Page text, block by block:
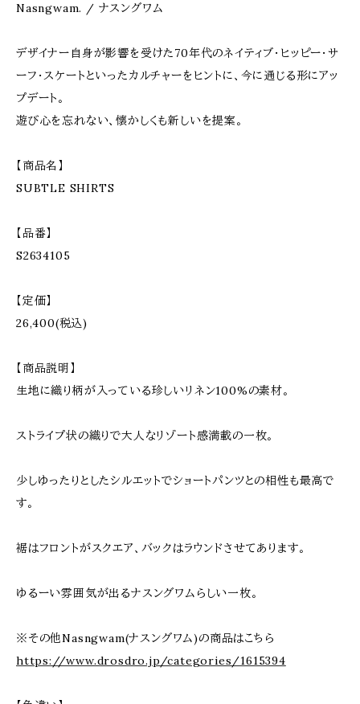
Nasngwam. / ナスングワム
デザイナー自身が影響を受けた70年代のネイティブ・ヒッピー・サ
ーフ・スケートといったカルチャーをヒントに、今に通じる形にアッ
プデート。
遊び心を忘れない、懐かしくも新しいを提案。
【商品名】
SUBTLE SHIRTS
【品番】
S2634105
【定価】
26,400(税込)
【商品説明】
生地に織り柄が入っている珍しいリネン100%の素材。
ストライプ状の織りで大人なリゾート感満載の一枚。
少しゆったりとしたシルエットでショートパンツとの相性も最高で
す。
裾はフロントがスクエア、バックはラウンドさせてあります。
ゆるーい雰囲気が出るナスングワムらしい一枚。
※その他Nasngwam(ナスングワム)の商品はこちら
https://www.drosdro.jp/categories/1615394